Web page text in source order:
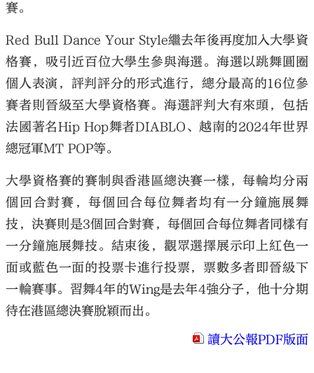
賽。
Red Bull Dance Your Style繼去年後再度加入大學資
格賽，吸引近百位大學生參與海選。海選以跳舞圓圈
個人表演，評判評分的形式進行，總分最高的16位參
賽者則晉級至大學資格賽。海選評判大有來頭，包括
法國著名Hip Hop舞者DIABLO、越南的2024年世界
總冠軍MT POP等。
大學資格賽的賽制與香港區總決賽一樣，每輪均分兩
個回合對賽，每個回合每位舞者均有一分鐘施展舞
技，決賽則是3個回合對賽，每個回合每位舞者同樣有
一分鐘施展舞技。結束後，觀眾選擇展示印上紅色一
面或藍色一面的投票卡進行投票，票數多者即晉級下
一輪賽事。習舞4年的Wing是去年4強分子，他十分期
待在港區總決賽脫穎而出。
讀大公報PDF版面